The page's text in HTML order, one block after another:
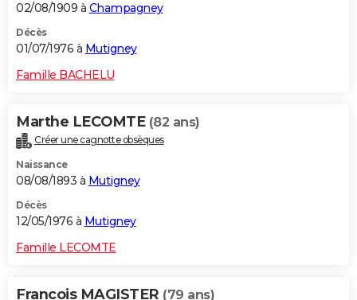
02/08/1909 à Champagney
Décès
01/07/1976 à Mutigney
Famille BACHELU
Marthe LECOMTE (82 ans)
Créer une cagnotte obsèques
Naissance
08/08/1893 à Mutigney
Décès
12/05/1976 à Mutigney
Famille LECOMTE
Francois MAGISTER (79 ans)